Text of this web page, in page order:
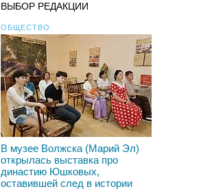
ВЫБОР РЕДАКЦИИ
ОБЩЕСТВО
В музее Волжска (Марий Эл)
открылась выставка про
династию Юшковых,
оставившей след в истории